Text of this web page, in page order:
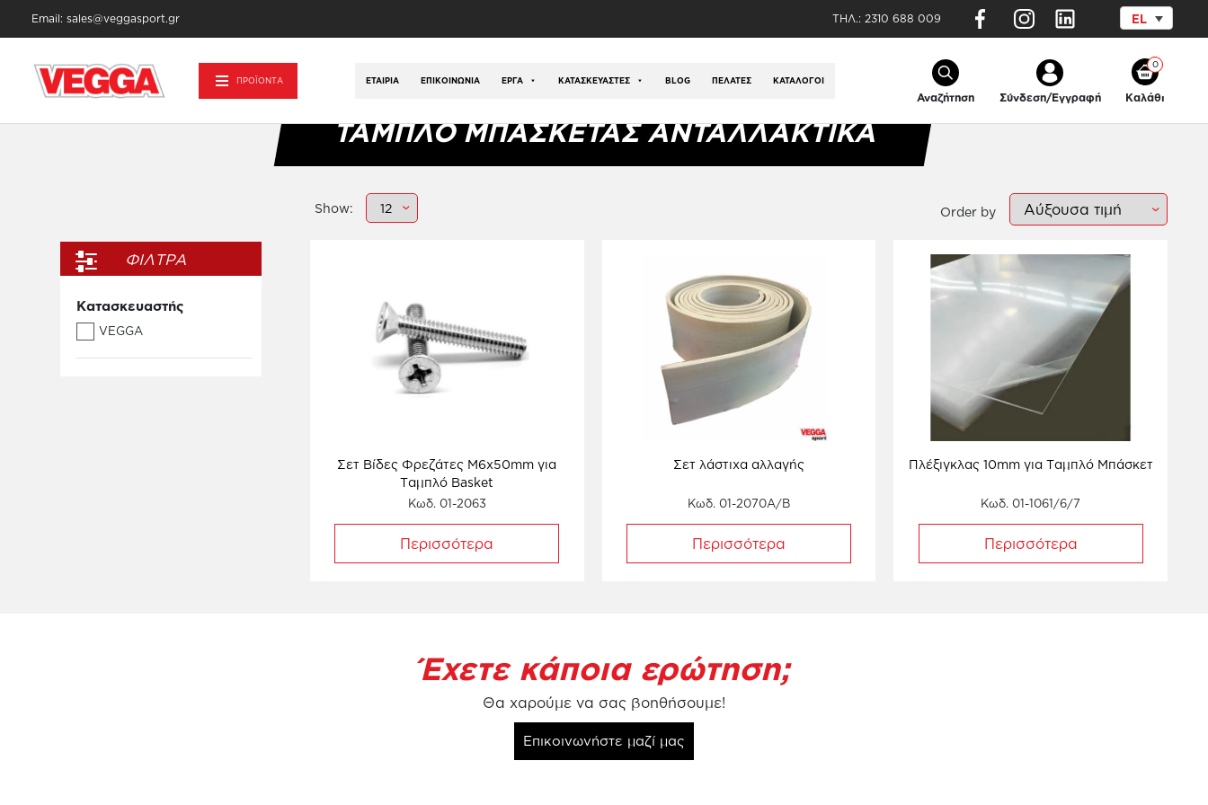
Email: sales@veggasport.gr ΤΗΛ.: 2310 688 009 EL
ΠΡΟΪΟΝΤΑ ΕΤΑΙΡΊΑ ΕΠΙΚΟΙΝΩΝΊΑ ΕΡΓΑ ΚΑΤΑΣΚΕΥΑΣΤΕΣ BLOG ΠΕΛΑΤΕΣ ΚΑΤΆΛΟΓΟΙ
Αναζήτηση Σύνδεση/Εγγραφή
0
Καλάθι
ΤΑΜΠΛΌ ΜΠΑΣΚΈΤΑΣ ΑΝΤΑΛΛΑΚΤΙΚΆ
ΦΙΛΤΡΑ
Κατασκευαστής
VEGGA
Show: Order by
Σετ Βίδες Φρεζάτες M6x50mm για
Ταμπλό Basket
Κωδ. 01-2063
Περισσότερα
Σετ λάστιχα αλλαγής
Κωδ. 01-2070A/B
Περισσότερα
Πλέξιγκλας 10mm για Ταμπλό Μπάσκετ
Κωδ. 01-1061/6/7
Περισσότερα
Έχετε κάποια ερώτηση;
Θα χαρούμε να σας βοηθήσουμε!
Επικοινωνήστε μαζί μας